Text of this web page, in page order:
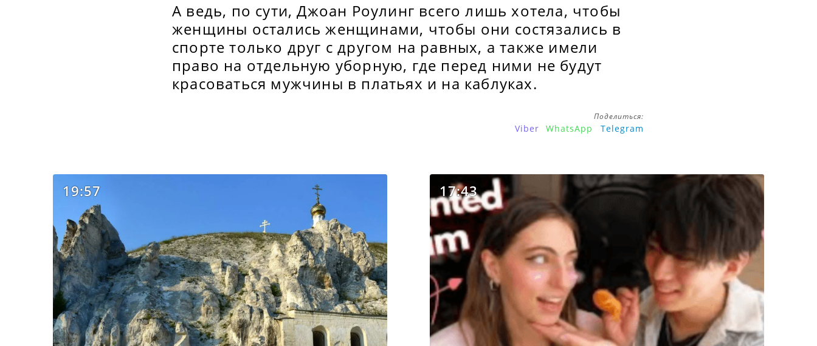
А ведь, по сути, Джоан Роулинг всего лишь хотела, чтобы
женщины остались женщинами, чтобы они состязались в
спорте только друг с другом на равных, а также имели
право на отдельную уборную, где перед ними не будут
красоваться мужчины в платьях и на каблуках.
Поделиться:
Viber WhatsApp Telegram
19:57 17:43